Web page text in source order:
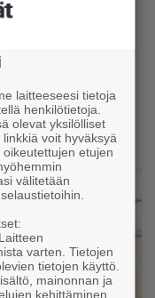
harvinaisuus:
muusikoita niin
laitteeseesi tietoja
henkilötietoja.
olevat yksilölliset
voit hyväksyä
etujen
välitetään
varten. Tietojen
tietojen käyttö.
mainonnan ja
kehittäminen .